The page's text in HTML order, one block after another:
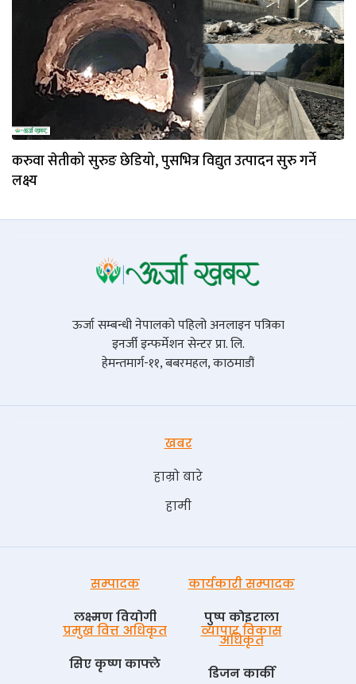
करुवा सेतीको सुरुङ छेडियो, पुसभित्र विद्युत उत्पादन सुरु गर्ने
लक्ष्य
ऊर्जा सम्बन्धी नेपालको पहिलो अनलाइन पत्रिका
इनर्जी इन्फर्मेशन सेन्टर प्रा. लि.
हेमन्तमार्ग-११, बबरमहल, काठमाडौं
खबर
हाम्रो बारे
हामी
सम्पादक
लक्ष्मण वियोगी
कार्यकारी सम्पादक
पुष्प काेइराला
प्रमुख वित्त अधिकृत
सिए कृष्ण काफ्ले
व्यापार विकास
अधिकृत
डिजन कार्की